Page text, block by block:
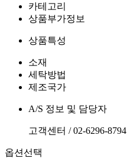
카테고리
상품부가정보
상품특성
소재
세탁방법
제조국가
A/S 정보 및 담당자
고객센터 / 02-6296-8794
옵션선택